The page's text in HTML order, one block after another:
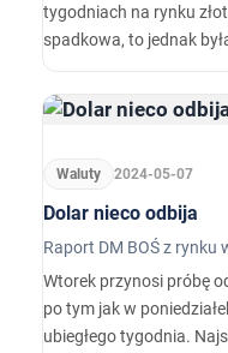
tygodniach na rynku
spadkowa, to jednak
maksimów,
przekraczających 2400
Waluty 2024-05-07
Dolar nieco odbija
Raport DM BOŚ z rynku
Wtorek przynosi próbę
po tym jak w
ubiegłego tygodnia.